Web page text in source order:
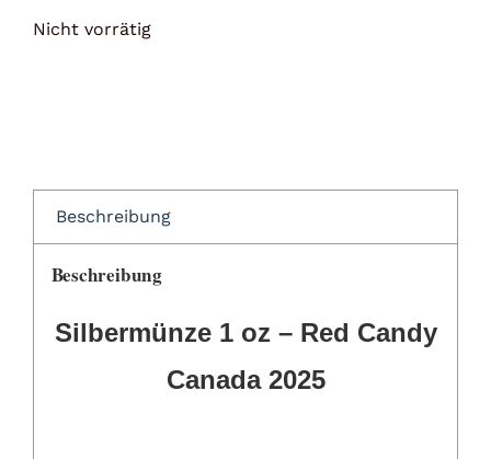
Nicht vorrätig
Beschreibung
Beschreibung
Silbermünze1 oz – Red Candy
Canada 2025